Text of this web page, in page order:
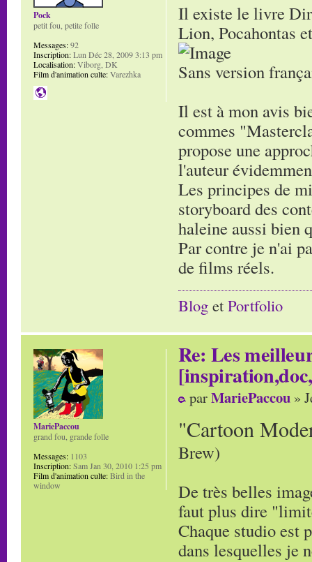
Il existe le livre
Lion, Pocahontas
Sans version
Il est à mon avis
commes
propose une
l'auteur
Les principes de
storyboard des
haleine aussi bien
Par contre je n'ai
de films réels.
Blog et Portfolio
Pock
petit fou, petite folle
Messages:92
Inscription:Lun Déc 28, 2009 3:13 pm
Localisation:Viborg, DK
Film d'animation culte:Varezhka
Re: Les
parMariePaccou »
"Cartoon
Brew)
De très belles
faut plus dire
Chaque studio est
dans lesquelles je
MariePaccou
grand fou, grande folle
Messages: 1103
Inscription:Sam Jan 30, 2010 1:25 pm
Film d'animation culte:Bird in the
window